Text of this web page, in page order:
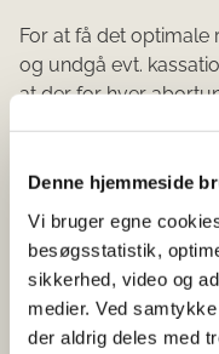
Denne hjemmeside
Vi bruger egne
besøgsstatistik,
sikkerhed, video og
medier. Ved
der aldrig deles med
For at få det optimale
og undgå evt.
at der for hver
Hele fostre
Ustabiliseret
Hele placenta
Det anbefales af